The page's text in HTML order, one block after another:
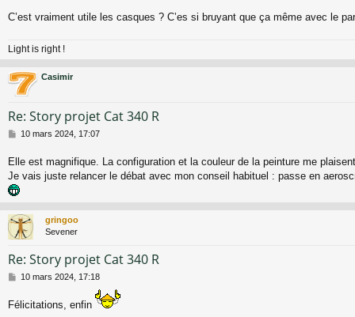
a
C’est vraiment utile les casques ? C’es si bruyant que ça même avec le
Light is right !
Casimir
Re: Story projet Cat 340 R
M
s
s
a
g
10 mars 2024, 17:07
Elle est magnifique. La configuration et la couleur de la peinture me
Je vais juste relancer le débat avec mon conseil habituel : passe en
gringoo
Sevener
Re: Story projet Cat 340 R
M
s
s
10 mars 2024, 17:18
Félicitations, enfin